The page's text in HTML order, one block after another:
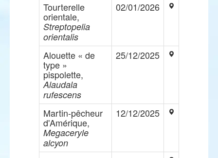
Tourterelle
orientale,
Streptopelia
orientalis
02/01/2026
Alouette « de
type »
pispolette,
Alaudala
rufescens
25/12/2025
Martin-pêcheur
d'Amérique,
Megaceryle
alcyon
12/12/2025